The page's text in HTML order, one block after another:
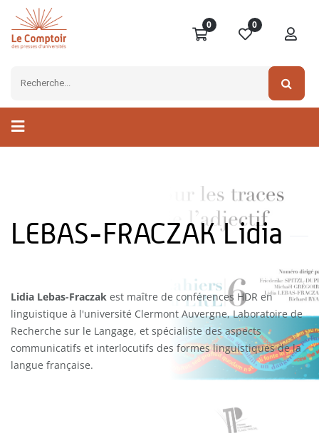
0 0
LEBAS-FRACZAK Lidia
Lidia Lebas-Fraczak est maître de conférences HDR en
linguistique à l'université Clermont Auvergne, Laboratoire de
Recherche sur le Langage, et spécialiste des aspects
communicatifs et interlocutifs des formes linguistiques de la
langue française.